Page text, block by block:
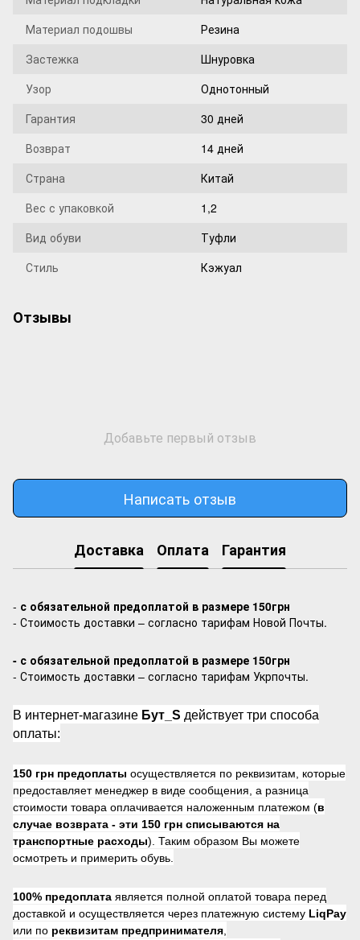
Материал подошвы
Резина
Застежка
Шнуровка
Узор
Однотонный
Гарантия
30 дней
Возврат
14 дней
Страна
Китай
Вес с упаковкой
1,2
Вид обуви
Туфли
Стиль
Кэжуал
Отзывы
Добавьте первый отзыв
Написать отзыв
Доставка Оплата Гарантия
- с обязательной предоплатой в размере 150грн
- Стоимость доставки – согласно тарифам Новой Почты.
- с обязательной предоплатой в размере 150грн
- Стоимость доставки – согласно тарифам Укрпочты.
В интернет-магазине Бут_S действует три способа
оплаты:
150 грн предоплаты осуществляется по реквизитам, которые
предоставляет менеджер в виде сообщения, а разница
стоимости товара оплачивается наложенным платежом (в
случае возврата - эти 150 грн списываются на
транспортные расходы). Таким образом Вы можете
осмотреть и примерить обувь.
100% предоплата является полной оплатой товара перед
доставкой и осуществляется через платежную систему LiqPay
или по реквизитам предпринимателя